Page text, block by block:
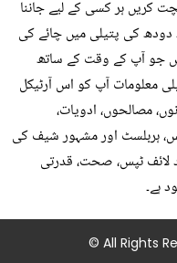
ہر کسی کے لیے جاننا
دودھ کی پتیلی میں چائے کی
جو آپ کے وقت کے ساتھ
معلومات آپ کو اس آرٹیکل
مصالحوں، ادویات،
ہربلسٹ اور مشہور شیف کی
لائف ٹپس، صحت، قدرتی
ہے۔
© All Rights